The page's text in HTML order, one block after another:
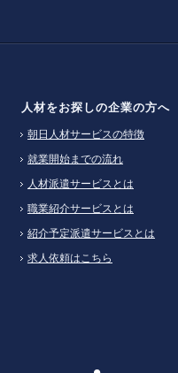
人材をお探しの企業の方へ
朝日人材サービスの特徴
就業開始までの流れ
人材派遣サービスとは
職業紹介サービスとは
紹介予定派遣サービスとは
求人依頼はこちら